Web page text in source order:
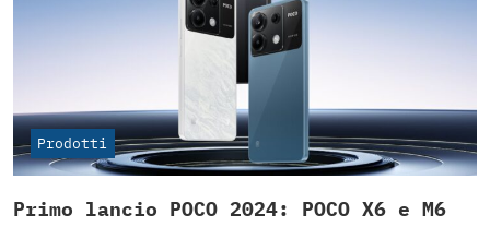
Prodotti
Primo lancio POCO 2024: POCO X6 e M6